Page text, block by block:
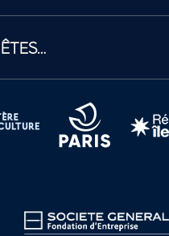
de la Philharmonie de Paris